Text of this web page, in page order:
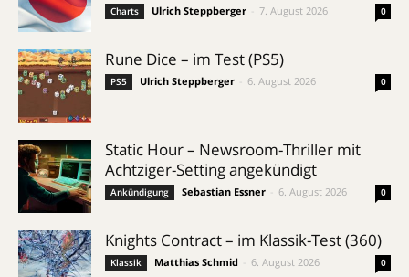
Charts Ulrich Steppberger 7. August 2026 0
Rune Dice – im Test (PS5)
PS5 Ulrich Steppberger 6. August 2026 0
Static Hour – Newsroom-Thriller mit
Achtziger-Setting angekündigt
Ankündigung Sebastian Essner 6. August 2026 0
Knights Contract – im Klassik-Test (360)
Klassik Matthias Schmid 6. August 2026 0